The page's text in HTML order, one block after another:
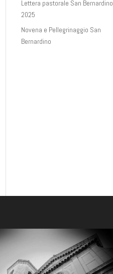
Lettera pastorale San Bernardino
2025
Novena e Pellegrinaggio San
Bernardino